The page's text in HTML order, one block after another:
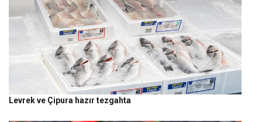
Levrek ve Çipura hazır tezgahta